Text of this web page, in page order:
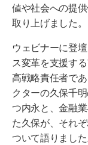
値や社会への提
取り上げました。
ウェビナーに登
ス変革を支援す
高戦略責任者で
クターの久保千
つ内永と、金融
た久保が、それ
ついて語りました